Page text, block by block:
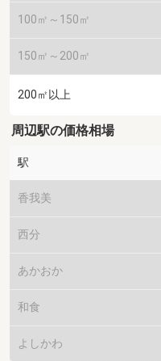
100㎡～150㎡
150㎡～200㎡
200㎡以上
周辺駅の価格相場
駅
香我美
西分
あかおか
和食
よしかわ